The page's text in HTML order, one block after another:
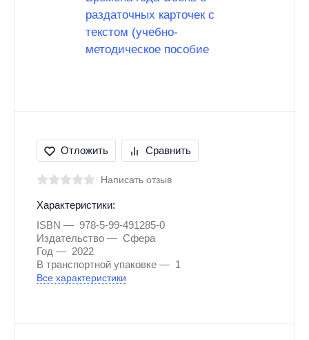
Отложить Сравнить
Написать отзыв
Характеристики:
ISBN
978-5-99-491285-0
Издательство
Сфера
Год
2022
В транспортной упаковке
1
Все характеристики